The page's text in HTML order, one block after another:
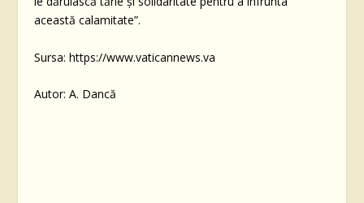
această calamitate”.
Sursa: https://www.vaticannews.va
Autor: A. Dancă